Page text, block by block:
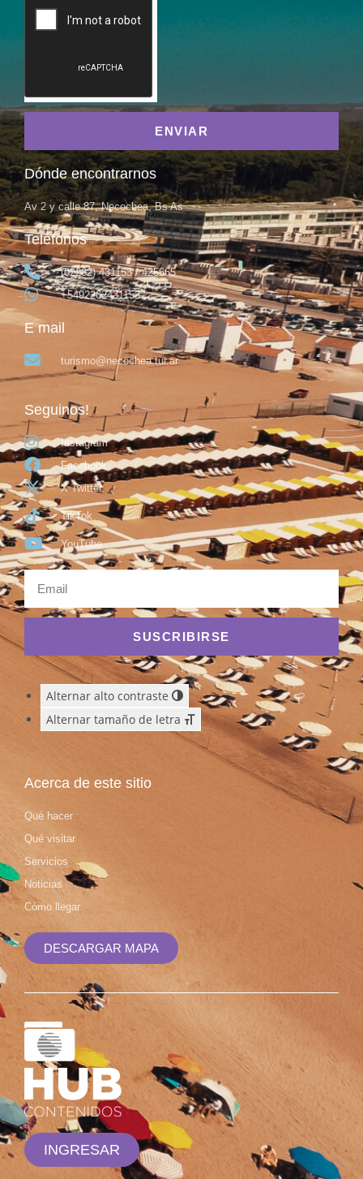
ENVIAR
Dónde encontrarnos
Av 2 y calle 87, Necochea, Bs As
Teléfonos
(02262) 431153 / 425665
+5492262431153
E mail
turismo@necochea.tur.ar
Seguinos!
Instagram
Facebook
X Twitter
TikTok
YouTube
SUSCRIBIRSE
Alternar alto contraste
Alternar tamaño de letra
Acerca de este sitio
Qué hacer
Qué visitar
Servicios
Noticias
Cómo llegar
DESCARGAR MAPA
INGRESAR